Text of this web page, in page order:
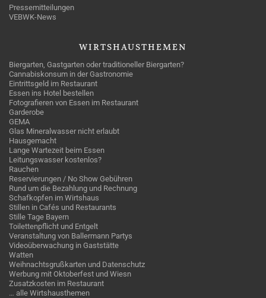
Pressemitteilungen
VEBWK-News
WIRTSHAUSTHEMEN
Biergarten, Gastgarten oder traditioneller Biergarten?
Cannabiskonsum in der Gastronomie
Eintrittsgeld im Restaurant
Essen ins Hotel bestellen
Fotografieren von Essen im Restaurant
Garderobe
GEMA
Glas Mineralwasser nicht erlaubt
Hausgemacht
Lange Wartezeit beim Essen
Leitungswasser kostenlos?
Rauchen
Reservierungen / No Show Gebühren
Rund um die Bezahlung und Rechnung
Schafkopfen im Wirtshaus
Stillen in Cafés und Restaurants
Stille Tage Bayern
Toilettenpflicht und Entgelt
Veranstaltung von Ballermann Partys
Videoüberwachung in Gaststätte
Watten
Weihnachtsgrußkarten und Datenschutz
Werbung mit Oktoberfest und Wiesn
Zusatzkosten im Restaurant
… alle Wirtshausthemen